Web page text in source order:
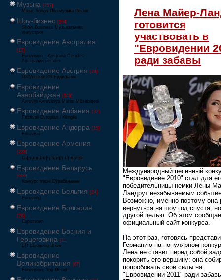
Музыка [257]
Music Songs Поп-музыка Песни
Шоу-бизнес [564]
Show Business Музыкальная
индустрия
Евровидение Австралия
[17]
Eurovision – Australia Decides
Австралия решает
Евровидение Австрия [24]
Ö3-Wecker Ö3 Будильник
Евровидение
Азербайджан [549]
Avrovijn Avroviziya Mahnı Müsabiqəsi
Евровидение Албания [32]
Festivali Evropian i Këngës
Евровидение Андорра [15]
Eurovisió
Евровидение Армения
[228]
Եվրատեսիլ երգի մրցույթ
Евровидение Беларусь
[600]
Конкурс песні Еўрабачанне
Евровидение Бельгия [24]
Eurosong
Евровидение Болгария
[26]
Евровизия
Евровидение Босния и
Герцеговина [21]
BH Eurosong Show
Евровидение
Великобритания [67]
Eurovision: You Decide
Лена Майер-
готовится
участвовать в
"Евровидении
ради забавы
Международный песенный
"Евровидение 2010" стал для
победительницы немки Лены
Ландрут незабываемым
Возможно, именно поэтому она
вернуться на шоу год спустя,
другой целью. Об этом
официальный сайт конкурса.
На этот раз, готовясь
Германию на популярном
Лена не ставит перед собой
покорить его вершину: она
попробовать свои силы на
"Евровидении 2011" ради